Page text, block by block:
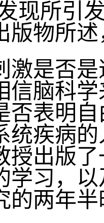
现所引
版物所
激是否
信脑科
否表明
统疾病
授出版
学习，
的两年半